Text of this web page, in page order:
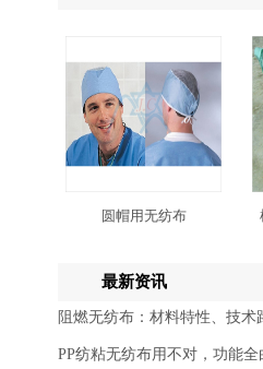
圆帽用无纺布
最新资讯
阻燃无纺布：材料特性、技术
PP纺粘无纺布用不对，功能